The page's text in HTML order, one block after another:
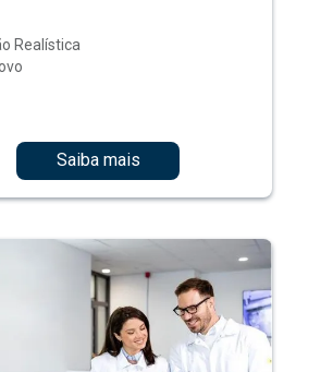
Realística
Saiba mais